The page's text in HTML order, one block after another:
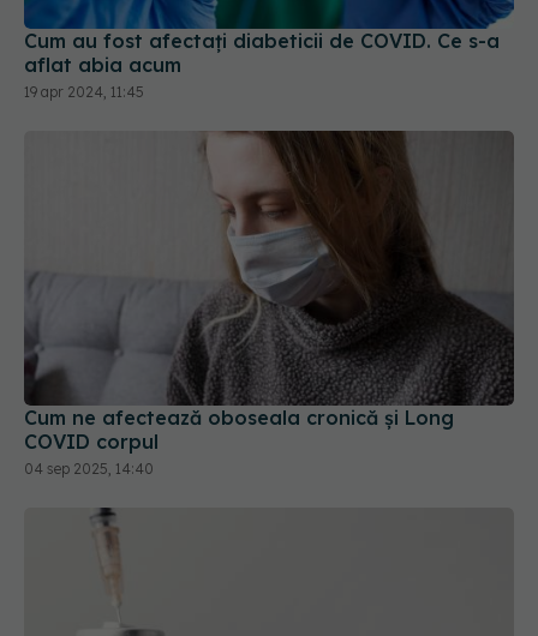
Cum au fost afectați diabeticii de COVID. Ce s-a
aflat abia acum
19 apr 2024, 11:45
Cum ne afectează oboseala cronică și Long
COVID corpul
04 sep 2025, 14:40